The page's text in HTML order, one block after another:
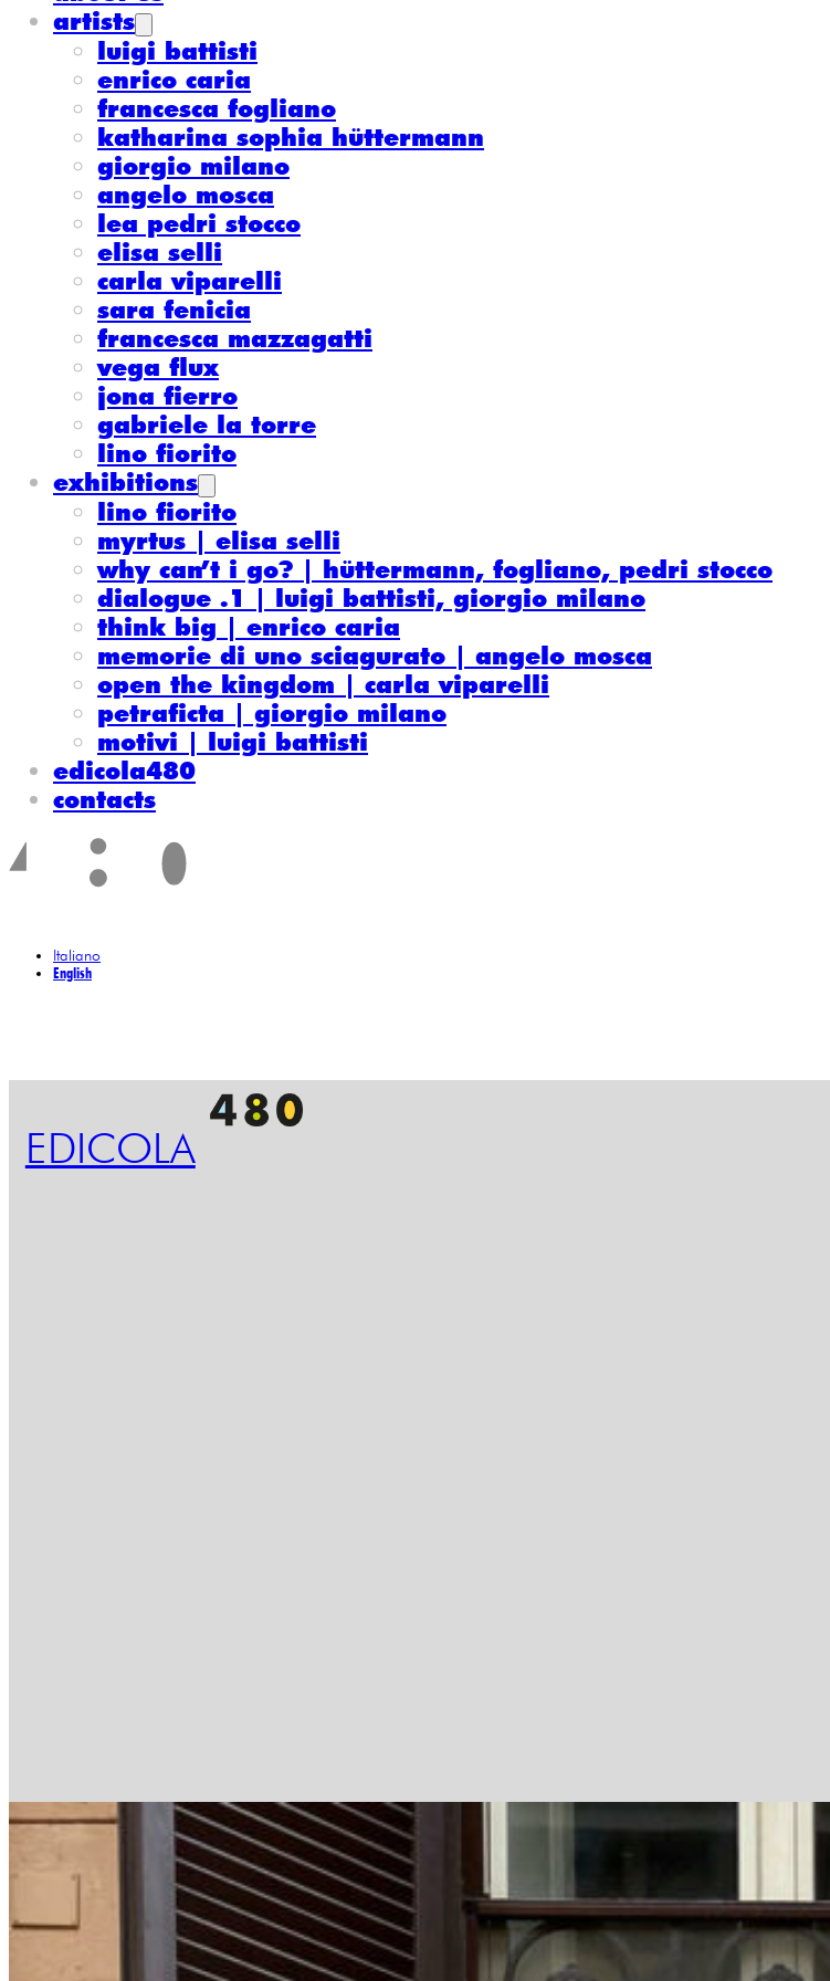
artists
luigi battisti
enrico caria
francesca fogliano
katharina sophia hüttermann
giorgio milano
angelo mosca
lea pedri stocco
elisa selli
carla viparelli
sara fenicia
francesca mazzagatti
vega flux
jona fierro
gabriele la torre
lino fiorito
exhibitions
lino fiorito
myrtus | elisa selli
why can’t i go? | hüttermann, fogliano, pedri stocco
dialogue .1 | luigi battisti, giorgio milano
think big | enrico caria
memorie di uno sciagurato | angelo mosca
open the kingdom | carla viparelli
petraficta | giorgio milano
motivi | luigi battisti
edicola480
contacts
Italiano
English
EDICOLA